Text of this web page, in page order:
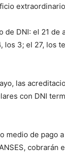
DNI: el 21
3; el 27, los
las
con DNI
de pago
cobrarán